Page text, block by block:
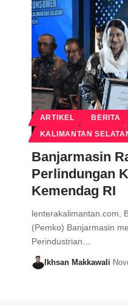
ARTIKEL BERITA
KALIMANTAN
Banjarmasin
Perlindungan
Kemendag RI
lenterakalimantan.com,
(Pemko) Banjarmasin
Perindustrian…
Ikhsan Makkawali